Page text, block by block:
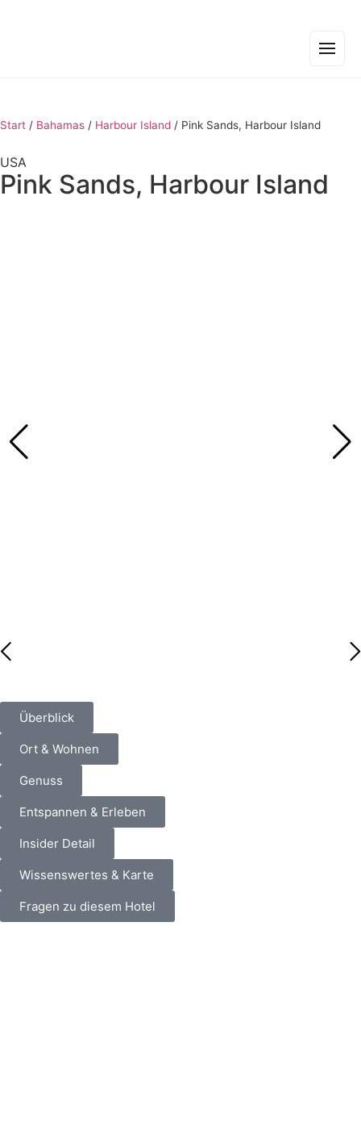
Start / Bahamas / Harbour Island / Pink Sands, Harbour Island
USA
Pink Sands, Harbour Island
Überblick
Ort & Wohnen
Genuss
Entspannen & Erleben
Insider Detail
Wissenswertes & Karte
Fragen zu diesem Hotel